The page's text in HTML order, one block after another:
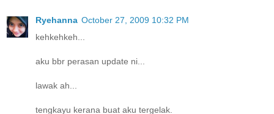
Ryehanna October 27, 2009 10:32 PM
kehkehkeh...
aku bbr perasan update ni...
lawak ah...
tengkayu kerana buat aku tergelak.